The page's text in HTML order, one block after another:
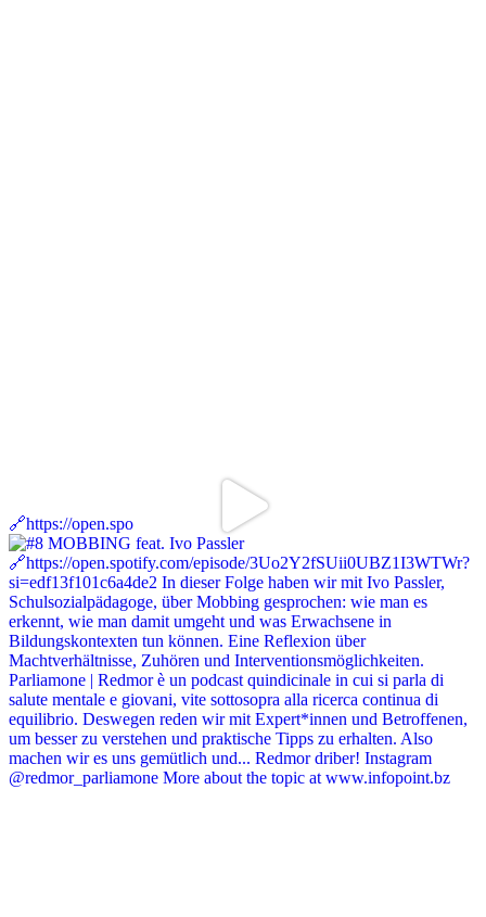
🔗https://open.spo